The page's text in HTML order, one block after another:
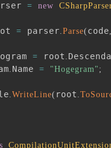
= new
= parser.Parse( code,
= root .
. Name = "Hogegram" ;
.WriteLine( root .